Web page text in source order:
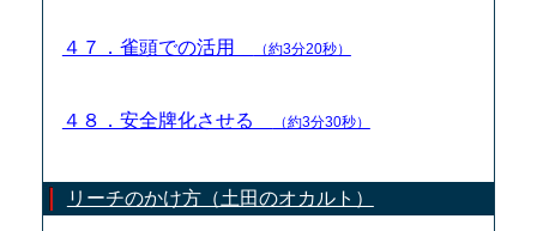
４７．雀頭での活用 （約3分20秒）
４８．安全牌化させる （約3分30秒）
リーチのかけ方（土田のオカルト）